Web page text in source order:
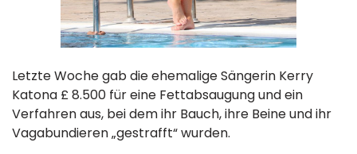
Letzte Woche gab die ehemalige Sängerin Kerry
Katona £ 8.500 für eine Fettabsaugung und ein
Verfahren aus, bei dem ihr Bauch, ihre Beine und ihr
Vagabundieren „gestrafft“ wurden.